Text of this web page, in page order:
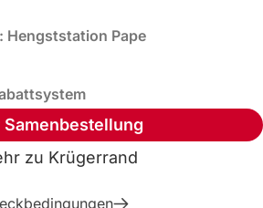
Hengststation Pape
Samenbestellung
zu Krügerrand